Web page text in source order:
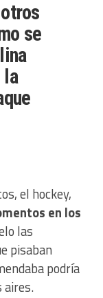
se
la
el hockey,
en los
las
pisaban
podría
aires.